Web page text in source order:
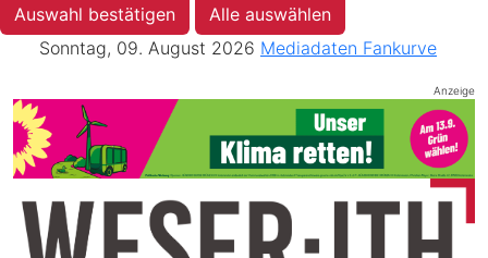
Auswahl bestätigen
Alle auswählen
Sonntag, 09. August 2026 Mediadaten Fankurve
Anzeige